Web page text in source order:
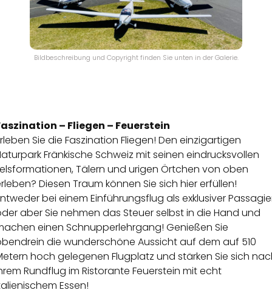
Bildbeschreibung und Copyright finden Sie unten in der Galerie.
– Fliegen – Feuerstein
Sie die Faszination Fliegen! Den einzigartigen
Fränkische Schweiz mit seinen eindrucksvollen
Tälern und urigen Örtchen von oben
Diesen Traum können Sie sich hier erfüllen!
bei einem Einführungsflug als exklusiver
aber Sie nehmen das Steuer selbst in die Hand und
einen Schnupperlehrgang! Genießen Sie
die wunderschöne Aussicht auf dem auf 510
hoch gelegenen Flugplatz und stärken Sie sich
Rundflug im Ristorante Feuerstein mit echt
Essen!